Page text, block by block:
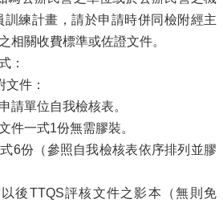
訓練計畫，請於申請時併同檢附經主
相關收費標準或佐證文件。
：
件：
請單位自我檢核表。
件一式1份無需膠裝。
6份（參照自我檢核表依序排列並膠
後TTQS評核文件之影本（無則免